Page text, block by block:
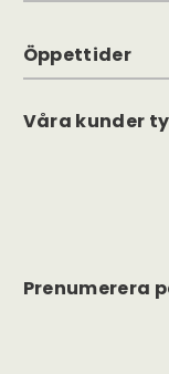
Öppettider
Våra kunder
Prenumerera